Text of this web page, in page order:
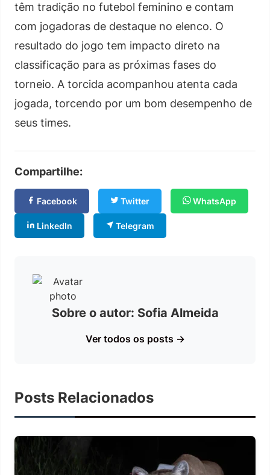
têm tradição no futebol feminino e contam
com jogadoras de destaque no elenco. O
resultado do jogo tem impacto direto na
classificação para as próximas fases do
torneio. A torcida acompanhou atenta cada
jogada, torcendo por um bom desempenho de
seus times.
Compartilhe:
Facebook Twitter WhatsApp
LinkedIn Telegram
Sobre o autor: Sofia Almeida
Ver todos os posts →
Posts Relacionados